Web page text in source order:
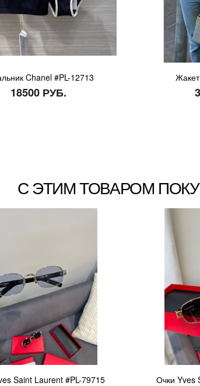
Chanel #PL-12713
18500 РУБ.
С ЭТИМ ТОВАРОМ
Saint Laurent #PL-79715 Очки Yves